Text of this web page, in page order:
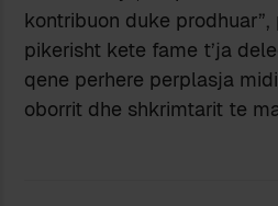
kontribuon duke
pikerisht kete fame t’ja
qene perhere perplasja
oborrit dhe shkrimtarit te